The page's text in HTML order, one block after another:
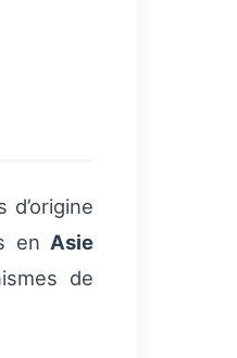
d’origine
en Asie
de